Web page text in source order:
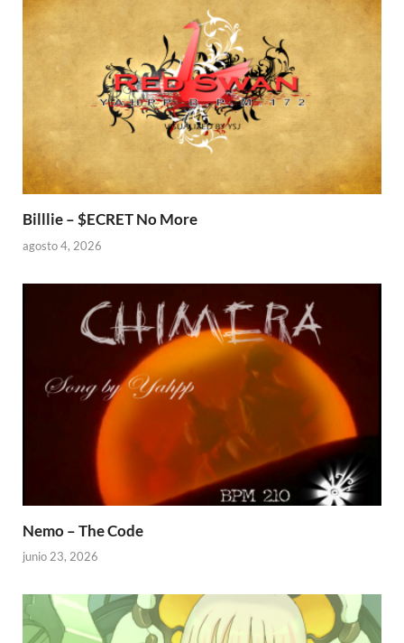
Billlie – $ECRET No More
agosto 4, 2026
Nemo – The Code
junio 23, 2026